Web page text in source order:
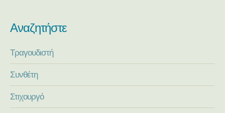
Αναζητήστε
Τραγουδιστή
Συνθέτη
Στιχουργό